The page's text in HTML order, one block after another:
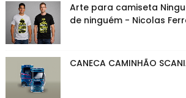
Arte para camiseta
de ninguém - Nicolas
CANECA CAMINHÃO